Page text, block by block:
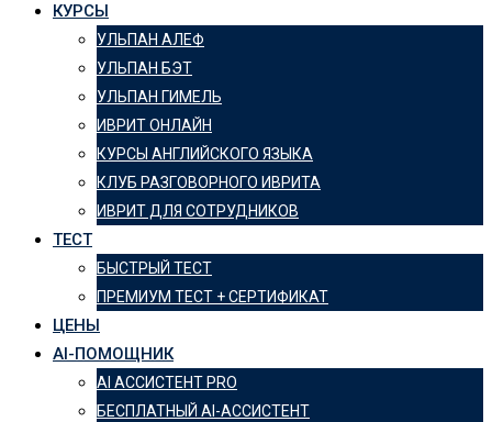
КУРСЫ
УЛЬПАН АЛЕФ
УЛЬПАН БЭТ
УЛЬПАН ГИМЕЛЬ
ИВРИТ ОНЛАЙН
КУРСЫ АНГЛИЙСКОГО ЯЗЫКА
КЛУБ РАЗГОВОРНОГО ИВРИТА
ИВРИТ ДЛЯ СОТРУДНИКОВ
ТЕСТ
БЫСТРЫЙ ТЕСТ
ПРЕМИУМ ТЕСТ + СЕРТИФИКАТ
ЦЕНЫ
AI-ПОМОЩНИК
AI АССИСТЕНТ PRO
БЕСПЛАТНЫЙ AI-АССИСТЕНТ